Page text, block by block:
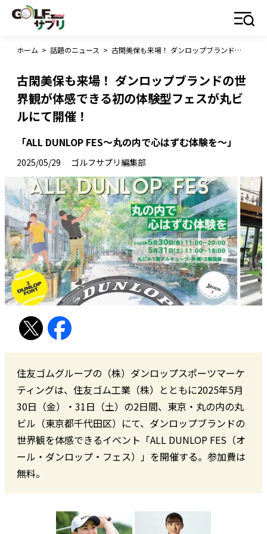
ホーム > 話題のニュース > 古閑美保も来場！ ダンロップブランドの世界観が体感できる初の体験型フェスが丸ビルにて開催！
古閑美保も来場！ ダンロップブランドの世
界観が体感できる初の体験型フェスが丸ビ
ルにて開催！
「ALL DUNLOP FES～丸の内で心はずむ体験を～」
2025/05/29 ゴルフサプリ編集部
住友ゴムグループの（株）ダンロップスポーツマーケ
ティングは、住友ゴム工業（株）とともに2025年5月
30日（金）・31日（土）の2日間、東京・丸の内の丸
ビル（東京都千代田区）にて、ダンロップブランドの
世界観を体感できるイベント「ALL DUNLOP FES（オ
ール・ダンロップ・フェス）」を開催する。参加費は
無料。